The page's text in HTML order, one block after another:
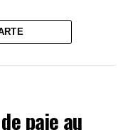
paie au